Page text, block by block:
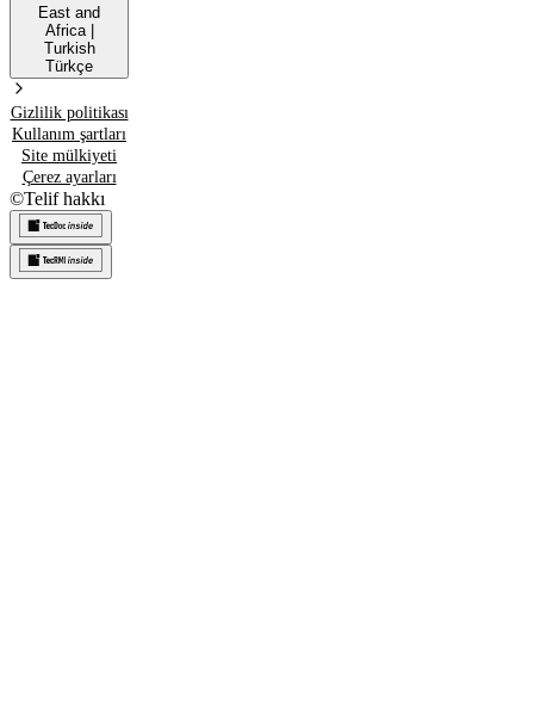
East and
Africa|
Turkish
Türkçe
Gizlilik politikası
Kullanım şartları
Site mülkiyeti
Çerez ayarları
©Telif hakkı